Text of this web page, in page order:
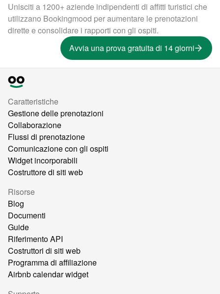
Unisciti a 1200+ aziende indipendenti di affitti turistici che
utilizzano Bookingmood per aumentare le prenotazioni
dirette e consolidare i rapporti con gli ospiti.
Avvia una prova gratuita di 14 giorni
Caratteristiche
Gestione delle prenotazioni
Collaborazione
Flussi di prenotazione
Comunicazione con gli ospiti
Widget incorporabili
Costruttore di siti web
Risorse
Blog
Documenti
Guide
Riferimento API
Costruttori di siti web
Programma di affiliazione
Airbnb calendar widget